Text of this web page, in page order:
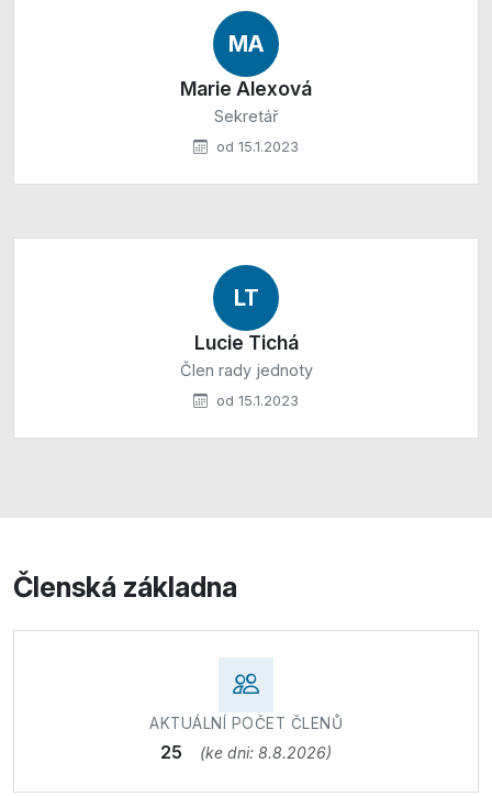
MA
Marie Alexová
Sekretář
od 15.1.2023
LT
Lucie Tichá
Člen rady jednoty
od 15.1.2023
Členská základna
AKTUÁLNÍ POČET ČLENŮ
25 (ke dni: 8.8.2026)